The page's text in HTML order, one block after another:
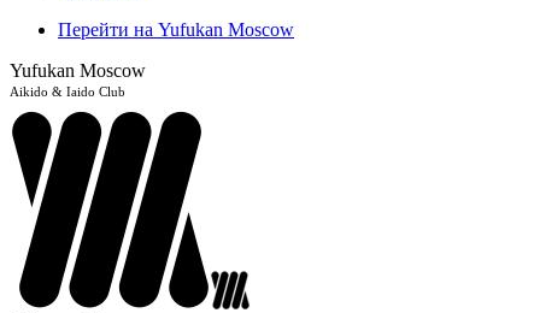
Перейти на Yufukan Moscow
Yufukan Moscow
Aikido & Iaido Club